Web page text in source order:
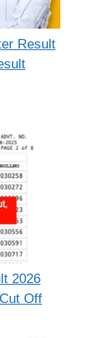
Result
2026
Off